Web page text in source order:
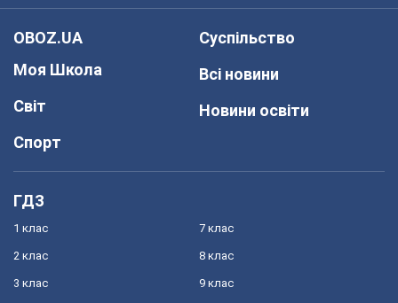
OBOZ.UA
Моя Школа
Світ
Спорт
Суспільство
Всі новини
Новини освіти
ГДЗ
1 клас
2 клас
3 клас
7 клас
8 клас
9 клас